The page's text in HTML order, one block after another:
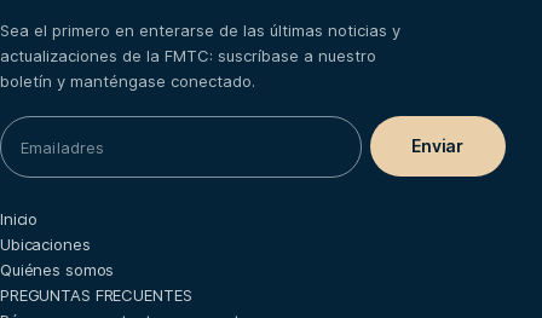
Sea el primero en enterarse de las últimas noticias y
actualizaciones de la FMTC: suscríbase a nuestro
boletín y manténgase conectado.
Inicio
Ubicaciones
Quiénes somos
PREGUNTAS FRECUENTES